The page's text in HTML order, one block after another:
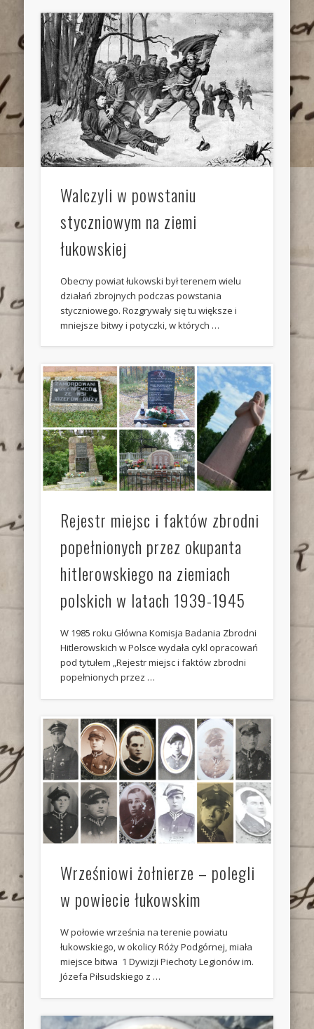
Walczyli w powstaniu
styczniowym na ziemi
łukowskiej
Obecny powiat łukowski był terenem wielu
działań zbrojnych podczas powstania
styczniowego. Rozgrywały się tu większe i
mniejsze bitwy i potyczki, w których …
Rejestr miejsc i faktów zbrodni
popełnionych przez okupanta
hitlerowskiego na ziemiach
polskich w latach 1939-1945
W 1985 roku Główna Komisja Badania Zbrodni
Hitlerowskich w Polsce wydała cykl opracowań
pod tytułem „Rejestr miejsc i faktów zbrodni
popełnionych przez …
Wrześniowi żołnierze – polegli
w powiecie łukowskim
W połowie września na terenie powiatu
łukowskiego, w okolicy Róży Podgórnej, miała
miejsce bitwa 1 Dywizji Piechoty Legionów im.
Józefa Piłsudskiego z …